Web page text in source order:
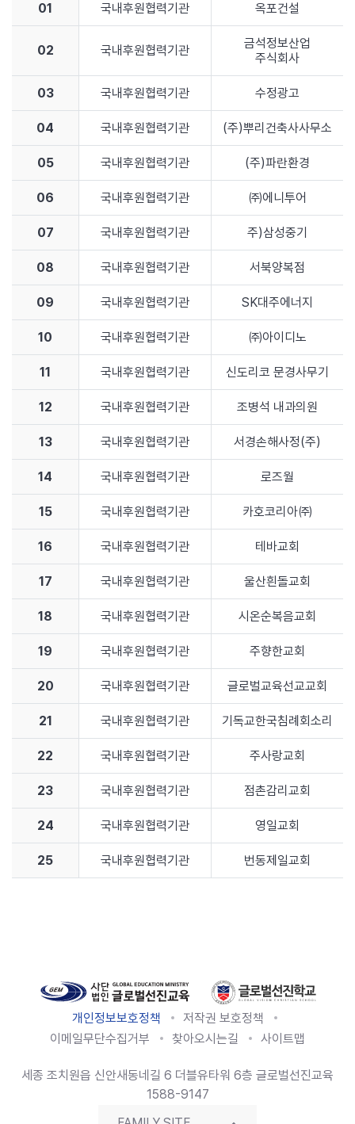
01 국내후원협력기관 옥포건설
02 국내후원협력기관
금석정보산업
주식회사
03 국내후원협력기관 수정광고
04 국내후원협력기관 (주)뿌리건축사사무소
05 국내후원협력기관 (주)파란환경
06 국내후원협력기관 ㈜에니투어
07 국내후원협력기관 주)삼성중기
08 국내후원협력기관 서북양복점
09 국내후원협력기관 SK대주에너지
10 국내후원협력기관 ㈜아이디노
11 국내후원협력기관 신도리코 문경사무기
12 국내후원협력기관 조병석 내과의원
13 국내후원협력기관 서경손해사정(주)
14 국내후원협력기관 로즈월
15 국내후원협력기관 카호코리아㈜
16 국내후원협력기관 테바교회
17 국내후원협력기관 울산흰돌교회
18 국내후원협력기관 시온순복음교회
19 국내후원협력기관 주향한교회
20 국내후원협력기관 글로벌교육선교교회
21 국내후원협력기관 기독교한국침례회소리
22 국내후원협력기관 주사랑교회
23 국내후원협력기관 점촌감리교회
24 국내후원협력기관 영일교회
25 국내후원협력기관 번동제일교회
개인정보보호정책
저작권 보호정책
이메일무단수집거부
찾아오시는길 사이트맵
세종 조치원읍 신안새동네길 6 더블유타워 6층 글로벌선진교육
1588-9147